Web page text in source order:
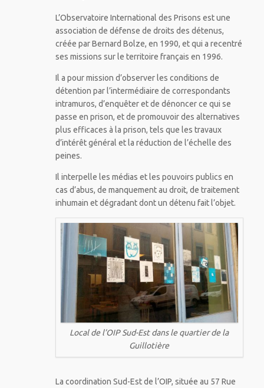
L’Observatoire International des Prisons est une
association de défense de droits des détenus,
créée par Bernard Bolze, en 1990, et qui a recentré
ses missions sur le territoire français en 1996.
Il a pour mission d’observer les conditions de
détention par l’intermédiaire de correspondants
intramuros, d’enquêter et de dénoncer ce qui se
passe en prison, et de promouvoir des alternatives
plus efficaces à la prison, tels que les travaux
d’intérêt général et la réduction de l’échelle des
peines.
Il interpelle les médias et les pouvoirs publics en
cas d’abus, de manquement au droit, de traitement
inhumain et dégradant dont un détenu fait l’objet.
Local de l’OIP Sud-Est dans le quartier de la
Guillotière
La coordination Sud-Est de l’OIP, située au 57 Rue